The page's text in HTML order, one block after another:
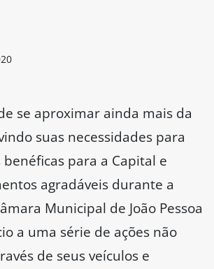
se aproximar ainda mais da
suas necessidades para
para a Capital e
agradáveis durante a
Municipal de João Pessoa
a uma série de ações não
de seus veículos e